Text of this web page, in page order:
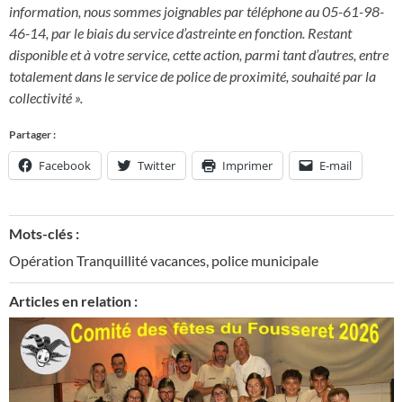
information, nous sommes joignables par téléphone au 05-61-98-
46-14, par le biais du service d’astreinte en fonction. Restant
disponible et à votre service, cette action, parmi tant d’autres, entre
totalement dans le service de police de proximité, souhaité par la
collectivité ».
Partager :
Facebook Twitter Imprimer E-mail
Mots-clés :
Opération Tranquillité vacances, police municipale
Articles en relation :